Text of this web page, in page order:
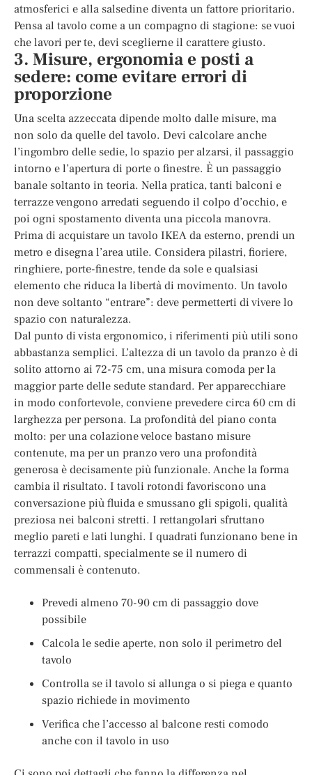
atmosferici e alla salsedine diventa un fattore prioritario.
Pensa al tavolo come a un compagno di stagione: se vuoi
che lavori per te, devi sceglierne il carattere giusto.
3. Misure, ergonomia e posti a
sedere: come evitare errori di
proporzione
Una scelta azzeccata dipende molto dalle misure, ma
non solo da quelle del tavolo. Devi calcolare anche
l’ingombro delle sedie, lo spazio per alzarsi, il passaggio
intorno e l’apertura di porte o finestre. È un passaggio
banale soltanto in teoria. Nella pratica, tanti balconi e
terrazze vengono arredati seguendo il colpo d’occhio, e
poi ogni spostamento diventa una piccola manovra.
Prima di acquistare un tavolo IKEA da esterno, prendi un
metro e disegna l’area utile. Considera pilastri, fioriere,
ringhiere, porte-finestre, tende da sole e qualsiasi
elemento che riduca la libertà di movimento. Un tavolo
non deve soltanto “entrare”: deve permetterti di vivere lo
spazio con naturalezza.
Dal punto di vista ergonomico, i riferimenti più utili sono
abbastanza semplici. L’altezza di un tavolo da pranzo è di
solito attorno ai 72-75 cm, una misura comoda per la
maggior parte delle sedute standard. Per apparecchiare
in modo confortevole, conviene prevedere circa 60 cm di
larghezza per persona. La profondità del piano conta
molto: per una colazione veloce bastano misure
contenute, ma per un pranzo vero una profondità
generosa è decisamente più funzionale. Anche la forma
cambia il risultato. I tavoli rotondi favoriscono una
conversazione più fluida e smussano gli spigoli, qualità
preziosa nei balconi stretti. I rettangolari sfruttano
meglio pareti e lati lunghi. I quadrati funzionano bene in
terrazzi compatti, specialmente se il numero di
commensali è contenuto.
Prevedi almeno 70-90 cm di passaggio dove
possibile
Calcola le sedie aperte, non solo il perimetro del
tavolo
Controlla se il tavolo si allunga o si piega e quanto
spazio richiede in movimento
Verifica che l’accesso al balcone resti comodo
anche con il tavolo in uso